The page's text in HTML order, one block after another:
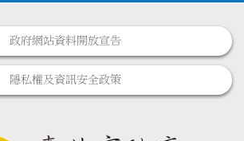
政府網站資料開放宣告
隱私權及資訊安全政策